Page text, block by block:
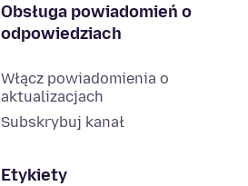
Obsługa powiadomień o
odpowiedziach
Włącz powiadomienia o
aktualizacjach
Subskrybuj kanał
Etykiety